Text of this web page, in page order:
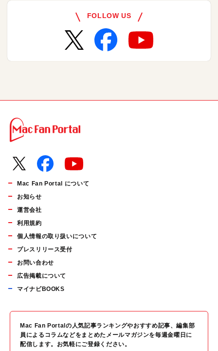
FOLLOW US
Mac Fan Portal について
お知らせ
運営会社
利用規約
個人情報の取り扱いについて
プレスリリース受付
お問い合わせ
広告掲載について
マイナビBOOKS
Mac Fan Portalの人気記事ランキングやおすすめ記事、編集部
員によるコラムなどをまとめたメールマガジンを毎週金曜日に
配信します。お気軽にご登録ください。